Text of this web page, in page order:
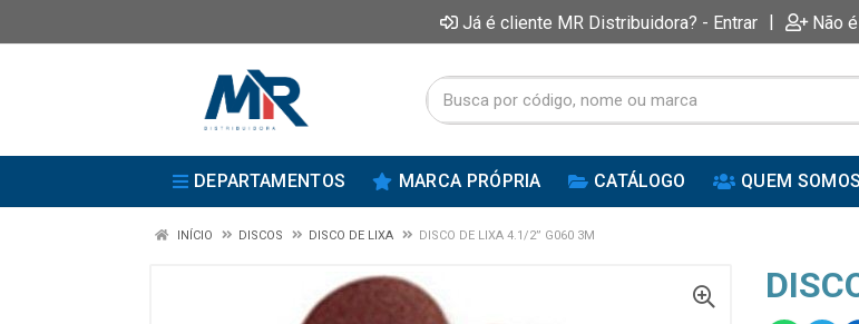
Já é cliente MR Distribuidora? - Entrar | Não
DEPARTAMENTOS MARCA PRÓPRIA CATÁLOGO QUEM SOMOS
INÍCIO DISCOS DISCO DE LIXA DISCO DE LIXA 4.1/2” G060 3M